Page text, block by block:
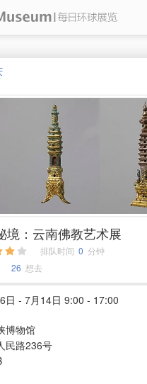
境：云南佛教艺术展
排队时间 0 分钟
26 想去
日 - 7月14日 9:00 - 17:00
博物馆
民路236号